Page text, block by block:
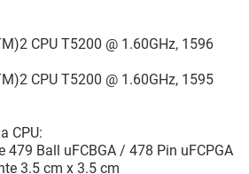
CPU T5200 @ 1.60GHz, 1596
CPU T5200 @ 1.60GHz, 1595
CPU:
479 Ball uFCBGA / 478 Pin uFCPGA
3.5 cm x 3.5 cm